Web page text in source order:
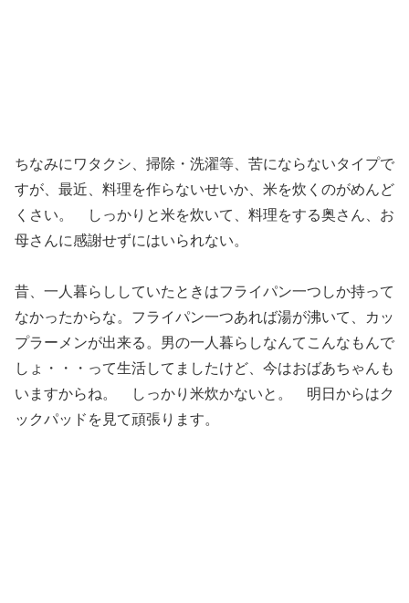
ちなみにワタクシ、掃除・洗濯等、苦にならないタイプで
すが、最近、料理を作らないせいか、米を炊くのがめんど
くさい。 しっかりと米を炊いて、料理をする奥さん、お
母さんに感謝せずにはいられない。
昔、一人暮らししていたときはフライパン一つしか持って
なかったからな。フライパン一つあれば湯が沸いて、カッ
プラーメンが出来る。男の一人暮らしなんてこんなもんで
しょ・・・って生活してましたけど、今はおばあちゃんも
いますからね。 しっかり米炊かないと。 明日からはク
ックパッドを見て頑張ります。